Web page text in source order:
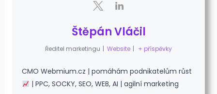
Štěpán Vláčil
Ředitel marketingu | Website | + příspěvky
CMO Webmium.cz | pomáhám podnikatelům růst
| PPC, SOCKY, SEO, WEB, AI | agilní marketing